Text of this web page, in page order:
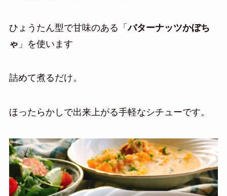
ひょうたん型で甘味のある「バターナッツかぼち
ゃ 」を使います
詰めて煮るだけ。
ほったらかしで出来上がる手軽なシチューです。